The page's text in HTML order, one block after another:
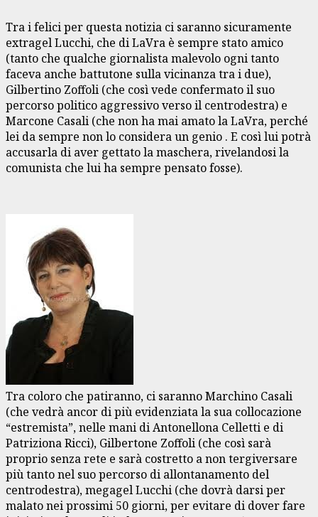
Tra i felici per questa notizia ci saranno sicuramente
extragel Lucchi, che di LaVra è sempre stato amico
(tanto che qualche giornalista malevolo ogni tanto
faceva anche battutone sulla vicinanza tra i due),
Gilbertino Zoffoli (che così vede confermato il suo
percorso politico aggressivo verso il centrodestra) e
Marcone Casali (che non ha mai amato la LaVra, perché
lei da sempre non lo considera un genio . E così lui potrà
accusarla di aver gettato la maschera, rivelandosi la
comunista che lui ha sempre pensato fosse).
Tra coloro che patiranno, ci saranno Marchino Casali
(che vedrà ancor di più evidenziata la sua collocazione
“estremista”, nelle mani di Antonellona Celletti e di
Patriziona Ricci), Gilbertone Zoffoli (che così sarà
proprio senza rete e sarà costretto a non tergiversare
più tanto nel suo percorso di allontanamento del
centrodestra), megagel Lucchi (che dovrà darsi per
malato nei prossimi 50 giorni, per evitare di dover fare